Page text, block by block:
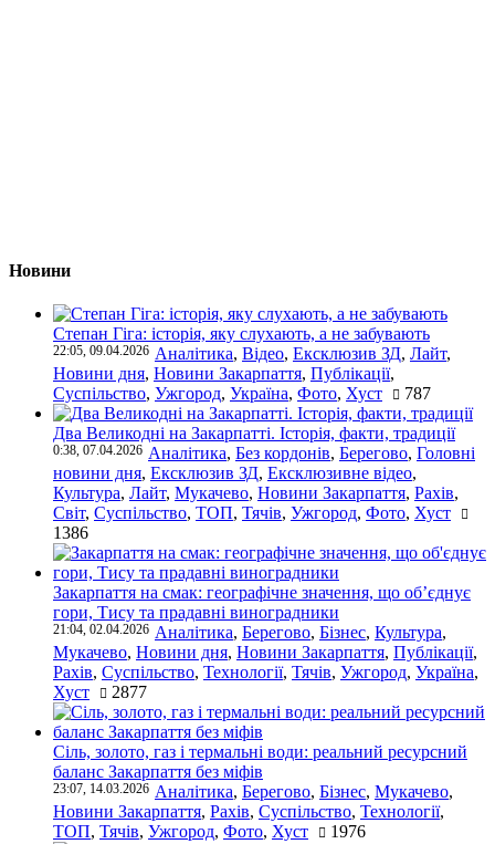
Новини
Степан Гіга: історія, яку слухають, а не забувають
22:05, 09.04.2026 Аналітика, Відео, Ексклюзив ЗД, Лайт,
Новини дня, Новини Закарпаття, Публікації,
Суспільство, Ужгород, Україна, Фото, Хуст 787
Два Великодні на Закарпатті. Історія, факти, традиції
0:38, 07.04.2026 Аналітика, Без кордонів, Берегово, Головні
новини дня, Ексклюзив ЗД, Ексклюзивне відео,
Культура, Лайт, Мукачево, Новини Закарпаття, Рахів,
Світ, Суспільство, ТОП, Тячів, Ужгород, Фото, Хуст
1386
Закарпаття на смак: географічне значення, що об’єднує
гори, Тису та прадавні виноградники
21:04, 02.04.2026 Аналітика, Берегово, Бізнес, Культура,
Мукачево, Новини дня, Новини Закарпаття, Публікації,
Рахів, Суспільство, Технології, Тячів, Ужгород, Україна,
Хуст
2877
Сіль, золото, газ і термальні води: реальний ресурсний
баланс Закарпаття без міфів
23:07, 14.03.2026 Аналітика, Берегово, Бізнес, Мукачево,
Новини Закарпаття, Рахів, Суспільство, Технології,
ТОП, Тячів, Ужгород, Фото, Хуст 1976